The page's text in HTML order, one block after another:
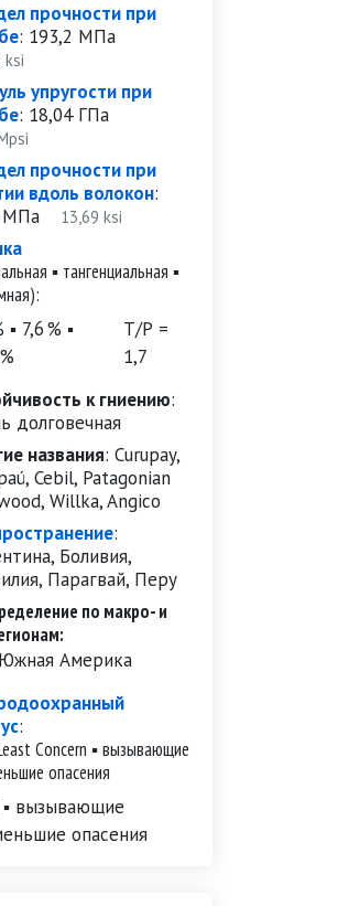
прочности при
: 193,2 МПа
ksi
упругости при
: 18,04 ГПа
прочности при
вдоль волокон:
МПа 13,69 ksi
▪ тангенциальная ▪
▪ 7,6 % ▪
Т/Р =
1,7
к гниению:
долговечная
названия: Curupay,
Cebil, Patagonian
Willka, Angico
:
Боливия,
Парагвай, Перу
по макро- и
Южная Америка
:
Concern ▪ вызывающие
опасения